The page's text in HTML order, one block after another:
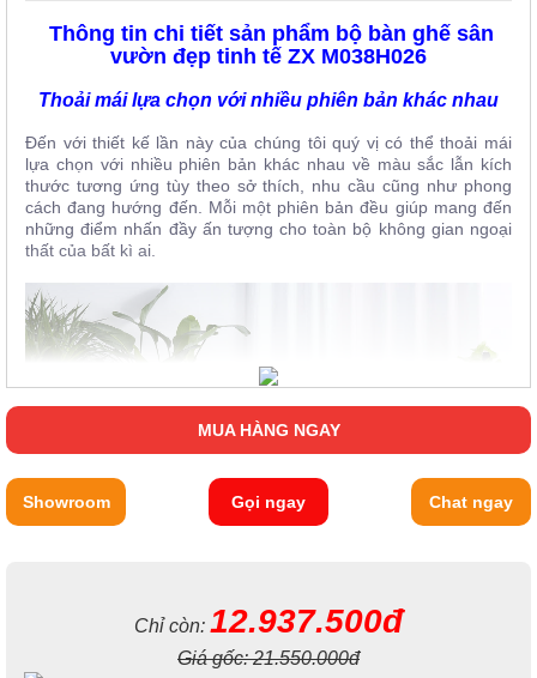
Thông tin chi tiết sản phẩm bộ bàn ghế sân
vườn đẹp tinh tế ZX M038H026
Thoải mái lựa chọn với nhiều phiên bản khác nhau
Đến với thiết kế lần này của chúng tôi quý vị có thể thoải mái
lựa chọn với nhiều phiên bản khác nhau về màu sắc lẫn kích
thước tương ứng tùy theo sở thích, nhu cầu cũng như phong
cách đang hướng đến. Mỗi một phiên bản đều giúp mang đến
những điểm nhấn đầy ấn tượng cho toàn bộ không gian ngoại
thất của bất kì ai.
MUA HÀNG NGAY
Showroom Gọi ngay Chat ngay
Chỉ còn: 12.937.500đ
Giá gốc:21.550.000đ